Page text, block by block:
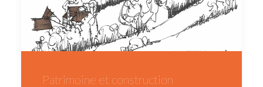
Patrimoine et construction